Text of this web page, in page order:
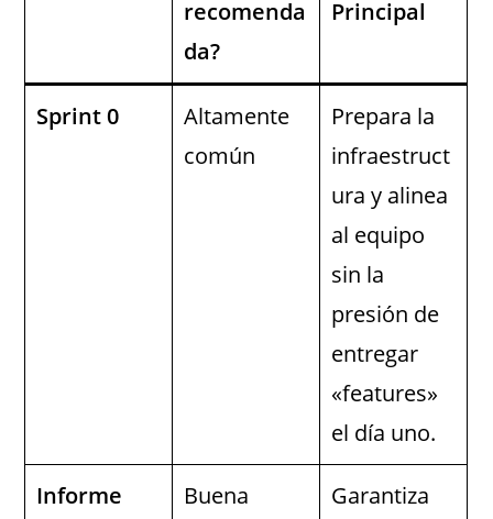
recomenda
da?
Principal
Sprint 0
Altamente
común
Prepara la
infraestruct
ura y alinea
al equipo
sin la
presión de
entregar
«features»
el día uno.
Informe
Buena
Garantiza